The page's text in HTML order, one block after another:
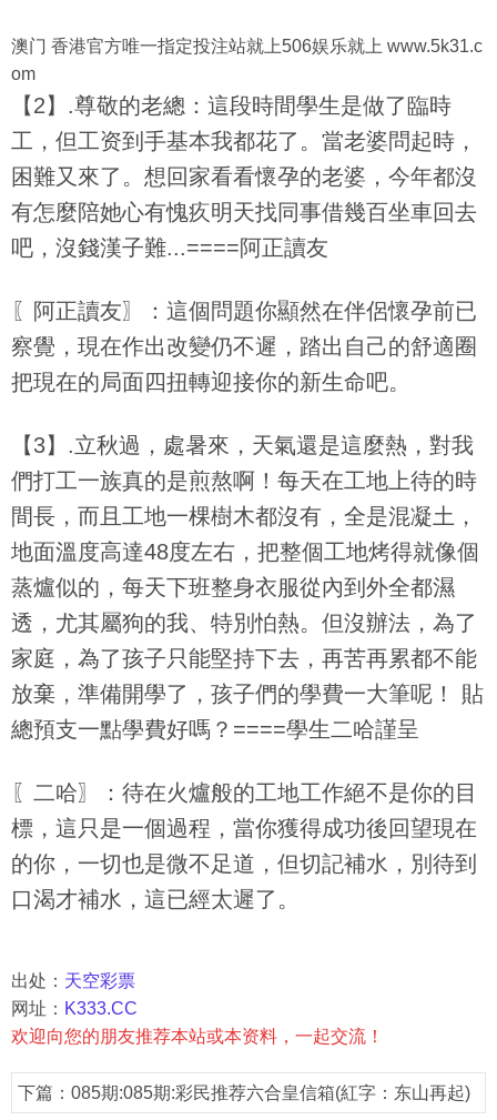
澳门 香港官方唯一指定投注站就上506娱乐就上 www.5k31.c
om
【2】.尊敬的老總：這段時間學生是做了臨時
工，但工资到手基本我都花了。當老婆問起時，
困難又來了。想回家看看懷孕的老婆，今年都沒
有怎麼陪她心有愧疚明天找同事借幾百坐車回去
吧，沒錢漢子難...====阿正讀友
〖阿正讀友〗：這個問題你顯然在伴侶懷孕前已
察覺，現在作出改變仍不遲，踏出自己的舒適圈
把現在的局面四扭轉迎接你的新生命吧。
【3】.立秋過，處暑來，天氣還是這麼熱，對我
們打工一族真的是煎熬啊！每天在工地上待的時
間長，而且工地一棵樹木都沒有，全是混凝土，
地面溫度高達48度左右，把整個工地烤得就像個
蒸爐似的，每天下班整身衣服從內到外全都濕
透，尤其屬狗的我、特別怕熱。但沒辦法，為了
家庭，為了孩子只能堅持下去，再苦再累都不能
放棄，準備開學了，孩子們的學費一大筆呢！ 貼
總預支一點學費好嗎？====學生二哈謹呈
〖二哈〗：待在火爐般的工地工作絕不是你的目
標，這只是一個過程，當你獲得成功後回望現在
的你，一切也是微不足道，但切記補水，別待到
口渴才補水，這已經太遲了。
出处： 天空彩票
网址： K333.CC
欢迎向您的朋友推荐本站或本资料，一起交流！
下篇： 085期:085期:彩民推荐六合皇信箱(紅字：东山再起)